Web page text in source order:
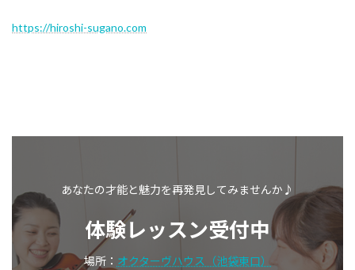
https://hiroshi-sugano.com
あなたの才能と魅力を再発見してみませんか♪
体験レッスン受付中
場所： オクターヴハウス（池袋東口）